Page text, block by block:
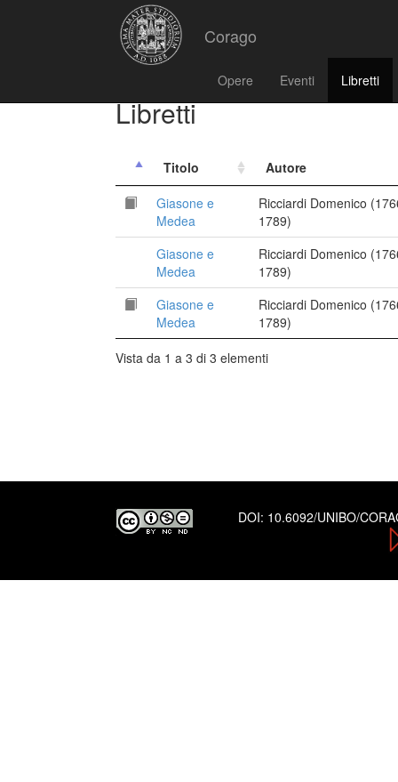
Corago
Opere Eventi Libretti
Libretti
Titolo
Autore
Giasone e
Medea
Ricciardi Domenico
1789)
Giasone e
Medea
Ricciardi Domenico
1789)
Giasone e
Medea
Ricciardi Domenico
1789)
Vista da 1 a 3 di 3 elementi
DOI: 10.6092/UNIBO/